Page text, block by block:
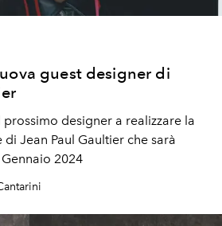
guest designer di
prossimo designer a realizzare la
Jean Paul Gaultier che sarà
2024